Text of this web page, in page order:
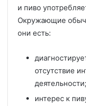
и пиво
Окружающие
они есть:
отсутствие
деятельности;
интерес к